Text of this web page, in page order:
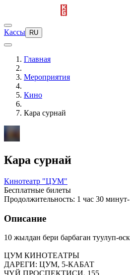
Кассы RU
Главная
Мероприятия
Кино
Кара сурнай
Кара сурнай
Кинотеатр "ЦУМ"
Бесплатные билеты
Продолжительность: 1 час 30 минут-
Описание
10 жылдан бери барбаган туулуп-
ЦУМ КИНОТЕАТРЫ
ДАРЕГИ: ЦУМ, 5-КАБАТ